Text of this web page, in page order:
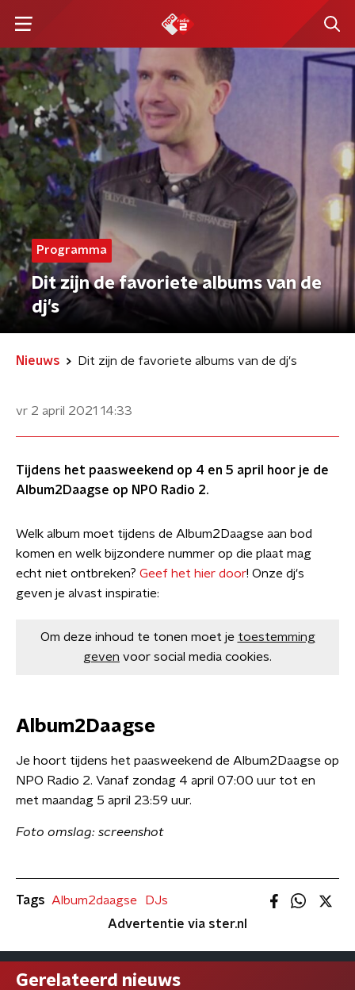
Programma
Dit zijn de favoriete albums van de
dj's
Nieuws Dit zijn de favoriete albums van de dj's
vr 2 april 2021 14:33
Tijdens het paasweekend op 4 en 5 april hoor je de
Album2Daagse op NPO Radio 2.
Welk album moet tijdens de Album2Daagse aan bod
komen en welk bijzondere nummer op die plaat mag
echt niet ontbreken? Geef het hier door! Onze dj's
geven je alvast inspiratie:
Om deze inhoud te tonen moet je toestemming
geven voor social media cookies.
Album2Daagse
Je hoort tijdens het paasweekend de Album2Daagse op
NPO Radio 2. Vanaf zondag 4 april 07:00 uur tot en
met maandag 5 april 23:59 uur.
Foto omslag: screenshot
Tags Album2daagse
DJs
Advertentie via ster.nl
Gerelateerd nieuws